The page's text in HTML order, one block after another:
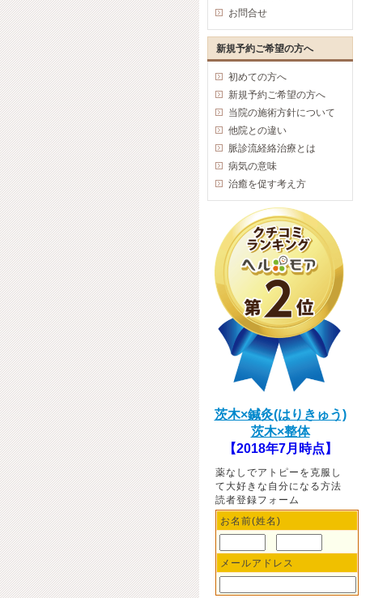
お問合せ
新規予約ご希望の方へ
初めての方へ
新規予約ご希望の方へ
当院の施術方針について
他院との違い
脈診流経絡治療とは
病気の意味
治癒を促す考え方
茨木×鍼灸(はりきゅう)
茨木×整体
【2018年7月時点】
薬なしでアトピーを克服し
て大好きな自分になる方法
読者登録フォーム
お名前(姓名)
メールアドレス